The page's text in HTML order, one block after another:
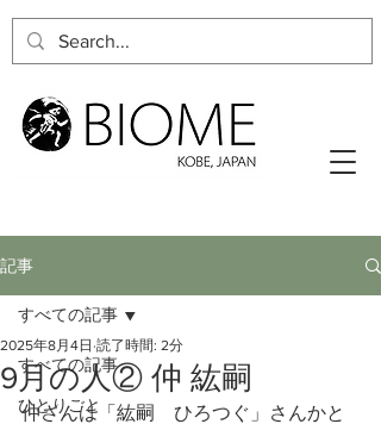
記事
すべての記事
ひとりごと
すべての記事
9月の人② 仲 紘嗣
2025年8月4日 読了時間: 2分
仲さんは「紘嗣　ひろつぐ」さんかと